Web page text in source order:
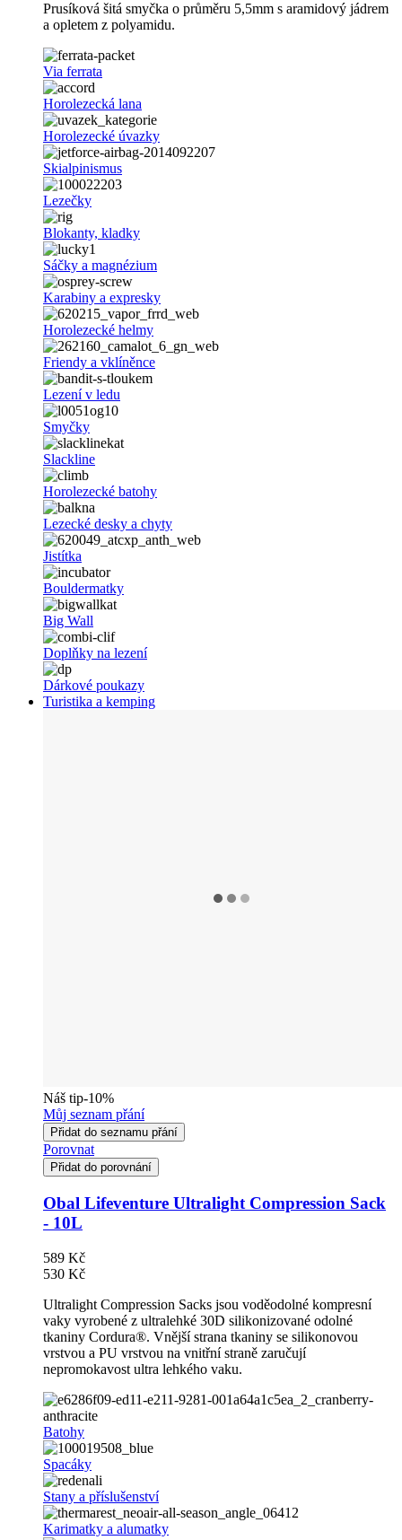
Prusíková šitá smyčka o průměru 5,5mm s aramidový jádrem
a opletem z polyamidu.
Via ferrata
Horolezecká lana
Horolezecké úvazky
Skialpinismus
Lezečky
Blokanty, kladky
Sáčky a magnézium
Karabiny a expresky
Horolezecké helmy
Friendy a vklíněnce
Lezení v ledu
Smyčky
Slackline
Horolezecké batohy
Lezecké desky a chyty
Jistítka
Bouldermatky
Big Wall
Doplňky na lezení
Dárkové poukazy
Turistika a kemping
Náš tip-10%
Můj seznam přání
Přidat do seznamu přání
Porovnat
Přidat do porovnání
Obal Lifeventure Ultralight Compression Sack
- 10L
589 Kč
530 Kč
Ultralight Compression Sacks jsou voděodolné kompresní
vaky vyrobené z ultralehké 30D silikonizované odolné
tkaniny Cordura®. Vnější strana tkaniny se silikonovou
vrstvou a PU vrstvou na vnitřní straně zaručují
nepromokavost ultra lehkého vaku.
Batohy
Spacáky
Stany a příslušenství
Karimatky a alumatky